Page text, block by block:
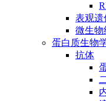
表观遗
微生物
蛋白质生物
抗体